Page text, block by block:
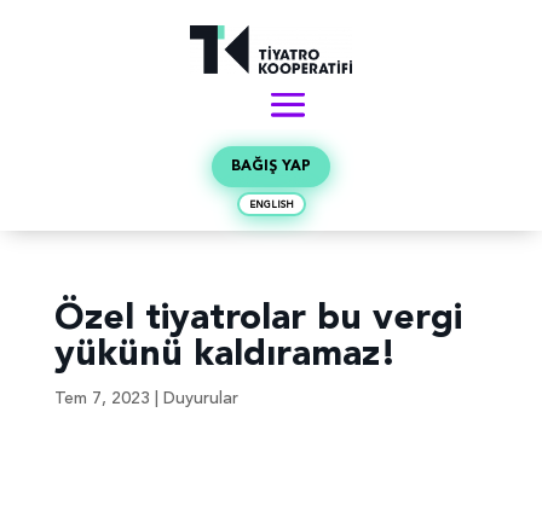
BAĞIŞ YAP
ENGLISH
Özel tiyatrolar bu vergi
yükünü kaldıramaz!
Tem 7, 2023 Duyurular